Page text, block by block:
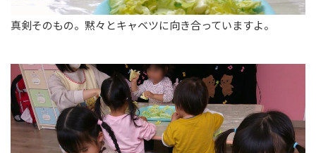
真剣そのもの。黙々とキャベツに向き合っていますよ。